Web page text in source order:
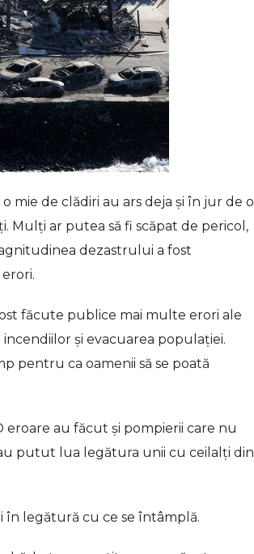
mie de clădiri au ars deja și în jur de o
Mulți ar putea să fi scăpat de pericol,
dezastrului a fost
făcute publice mai multe erori ale
și evacuarea populației.
pentru ca oamenii să se poată
au făcut și pompierii care nu
putut lua legătura unii cu ceilalți din
în legătură cu ce se întâmplă.